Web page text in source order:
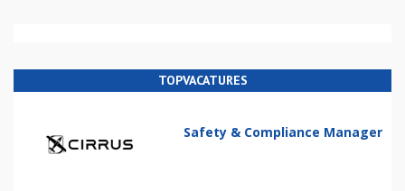
TOPVACATURES
Safety & Compliance Manager